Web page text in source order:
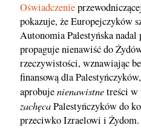
Oświadczenie
pokazuje, że Europejczyków
Autonomia Palestyńska nadal
propaguje nienawiść do
rzeczywistości, wznawiając
finansową dla
aprobujenienawistnetreści w
zachęcaPalestyńczyków do
przeciwko Izraelowi i Żydom.